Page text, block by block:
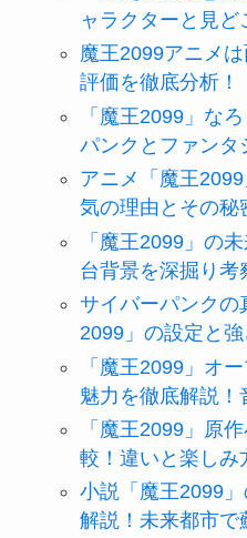
ャラクターと見ど
魔王2099アニメ
評価を徹底分析！
「魔王2099」な
パンクとファンタ
アニメ「魔王
気の理由とその秘
「魔王2099」の
台背景を深掘り考
サイバーパンクの
2099」の設定と
「魔王2099」オ
魅力を徹底解説
「魔王2099」原
較！違いと楽しみ
小説「魔王2099
解説！未来都市で